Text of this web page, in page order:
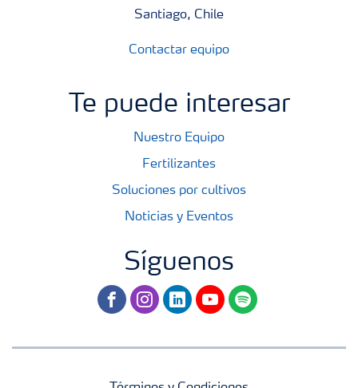
Santiago, Chile
Contactar equipo
Te puede interesar
Nuestro Equipo
Fertilizantes
Soluciones por cultivos
Noticias y Eventos
Síguenos
facebookinstagram
linkedinyoutubespotify